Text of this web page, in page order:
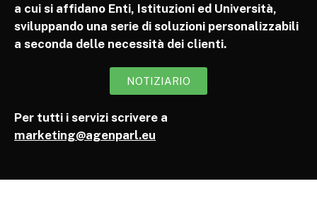
a cui si affidano Enti, Istituzioni ed Università,
sviluppando una serie di soluzioni personalizzabili
a seconda delle necessità dei clienti.
NOTIZIARIO
Per tutti i servizi scrivere a
marketing@agenparl.eu